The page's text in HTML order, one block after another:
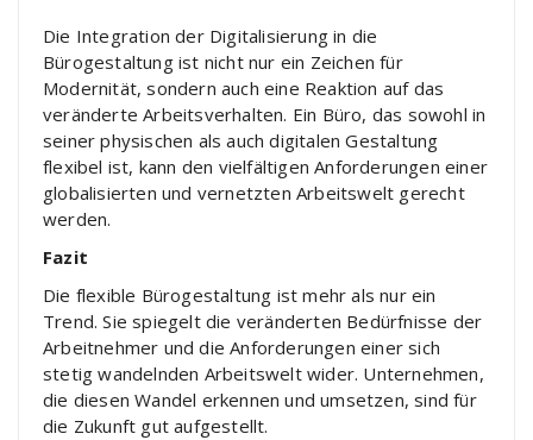
Die Integration der Digitalisierung in die
Bürogestaltung ist nicht nur ein Zeichen für
Modernität, sondern auch eine Reaktion auf das
veränderte Arbeitsverhalten. Ein Büro, das sowohl in
seiner physischen als auch digitalen Gestaltung
flexibel ist, kann den vielfältigen Anforderungen einer
globalisierten und vernetzten Arbeitswelt gerecht
werden.
Fazit
Die flexible Bürogestaltung ist mehr als nur ein
Trend. Sie spiegelt die veränderten Bedürfnisse der
Arbeitnehmer und die Anforderungen einer sich
stetig wandelnden Arbeitswelt wider. Unternehmen,
die diesen Wandel erkennen und umsetzen, sind für
die Zukunft gut aufgestellt.